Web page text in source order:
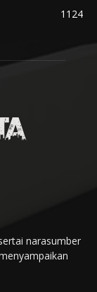
1124
narasumber